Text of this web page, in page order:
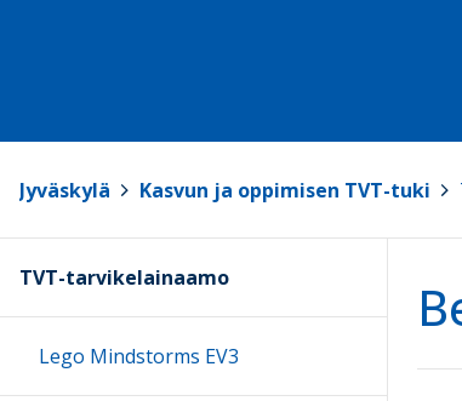
Jyväskylä Kasvun ja oppimisen TVT-tuki
TVT-tarvikelainaamo
Lego Mindstorms EV3